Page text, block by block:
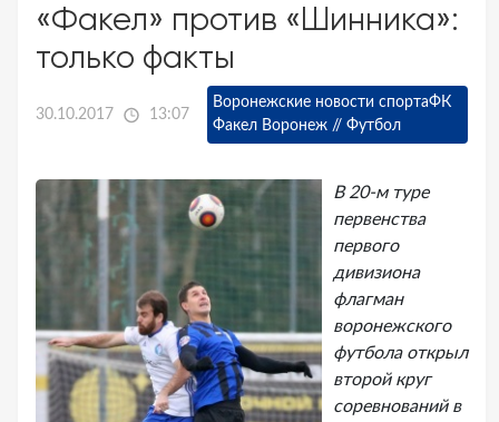
«Факел» против «Шинника»:
только факты
30.10.2017 13:07
Воронежские новости спортаФК
Факел Воронеж // Футбол
В 20-м туре
первенства
первого
дивизиона
флагман
воронежского
футбола открыл
второй круг
соревнований в